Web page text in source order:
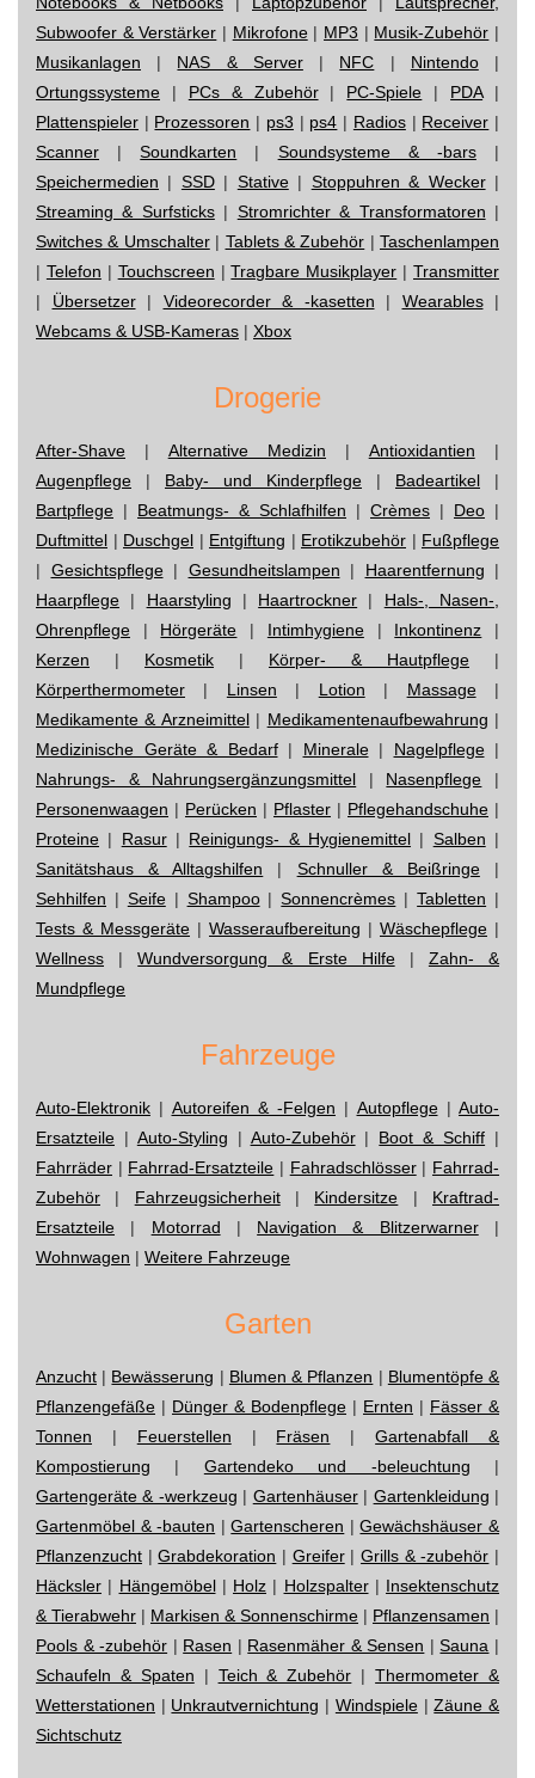
Subwoofer & Verstärker | Mikrofone| MP3 | Musik-Zubehör |
Musikanlagen | NAS & Server| NFC | Nintendo|
Ortungssysteme | PCs & Zubehör| PC-Spiele | PDA|
Plattenspieler | Prozessoren | ps3 | ps4 | Radios| Receiver |
Scanner |Soundkarten | Soundsysteme & -bars|
Speichermedien | SSD| Stative| Stoppuhren & Wecker|
Streaming & Surfsticks| Stromrichter & Transformatoren |
Switches & Umschalter| Tablets & Zubehör | Taschenlampen
| Telefon | Touchscreen |Tragbare Musikplayer | Transmitter
| Übersetzer| Videorecorder & -kasetten | Wearables|
Webcams & USB-Kameras | Xbox
Drogerie
After-Shave | Alternative Medizin | Antioxidantien |
Augenpflege | Baby- und Kinderpflege | Badeartikel |
Bartpflege | Beatmungs- & Schlafhilfen | Crèmes | Deo |
Duftmittel | Duschgel | Entgiftung | Erotikzubehör | Fußpflege
| Gesichtspflege| Gesundheitslampen | Haarentfernung |
Haarpflege | Haarstyling | Haartrockner | Hals-, Nasen-,
Ohrenpflege | Hörgeräte | Intimhygiene| Inkontinenz |
Kerzen | Kosmetik | Körper- & Hautpflege |
Körperthermometer | Linsen | Lotion | Massage|
Medikamente & Arzneimittel| Medikamentenaufbewahrung |
Medizinische Geräte & Bedarf| Minerale| Nagelpflege|
Nahrungs- & Nahrungsergänzungsmittel | Nasenpflege |
Personenwaagen | Perücken | Pflaster | Pflegehandschuhe |
Proteine | Rasur| Reinigungs- & Hygienemittel | Salben |
Sanitätshaus & Alltagshilfen | Schnuller & Beißringe|
Sehhilfen | Seife| Shampoo|Sonnencrèmes |Tabletten |
Tests & Messgeräte | Wasseraufbereitung | Wäschepflege |
Wellness |Wundversorgung & Erste Hilfe| Zahn- &
Mundpflege
Fahrzeuge
Auto-Elektronik | Autoreifen & -Felgen | Autopflege| Auto-
Ersatzteile | Auto-Styling | Auto-Zubehör| Boot & Schiff |
Fahrräder | Fahrrad-Ersatzteile | Fahradschlösser| Fahrrad-
Zubehör | Fahrzeugsicherheit| Kindersitze | Kraftrad-
Ersatzteile | Motorrad | Navigation & Blitzerwarner|
Wohnwagen | Weitere Fahrzeuge
Garten
Anzucht | Bewässerung | Blumen & Pflanzen | Blumentöpfe &
Pflanzengefäße | Dünger & Bodenpflege | Ernten | Fässer &
Tonnen | Feuerstellen | Fräsen |Gartenabfall &
Kompostierung | Gartendeko und -beleuchtung |
Gartengeräte & -werkzeug | Gartenhäuser| Gartenkleidung |
Gartenmöbel & -bauten |Gartenscheren |Gewächshäuser &
Pflanzenzucht |Grabdekoration | Greifer|Grills & -zubehör |
Häcksler | Hängemöbel| Holz | Holzspalter| Insektenschutz
& Tierabwehr | Markisen & Sonnenschirme | Pflanzensamen |
Pools & -zubehör | Rasen | Rasenmäher & Sensen |Sauna |
Schaufeln & Spaten | Teich & Zubehör |Thermometer &
Wetterstationen | Unkrautvernichtung | Windspiele|Zäune &
Sichtschutz